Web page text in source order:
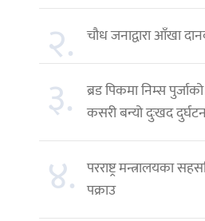
२. चौध जनाद्वारा आँखा
३.
ब्रड पिकमा निम्स
कसरी बन्यो दुःखद
४. परराष्ट्र मन्त्रालयका
पक्राउ